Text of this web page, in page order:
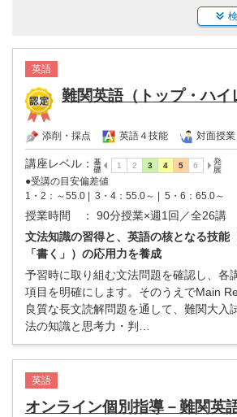
英語
難関英語（トップ・ハイ
添削・採点 英語４技能 対面授業
講座レベル ：
●受講の目安偏差値
1・2：～55.0 |
3・4：55.0～ | 5・6：65.0～
授業時間
： 90分授業×週1回／全26講
文法知識の習得と、英語の核となる技能
「書く」）の応用力を養成
予習時に取り組む文法問題を確認し、各
項目を明確にします。そのうえでMain
良質な長文読解問題を通して、難関大入
法の知識と思考力・判…
英語
オンライン個別指導－難関英